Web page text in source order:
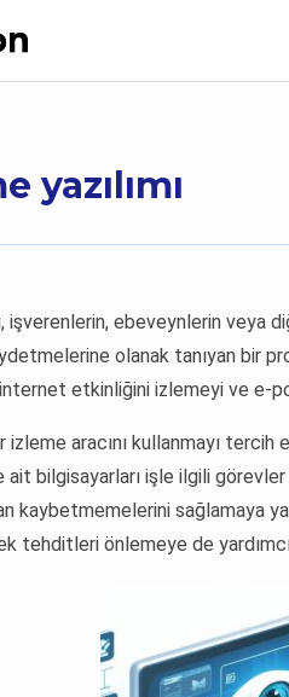
yazılımı
işverenlerin, ebeveynlerin
olanak tanıyan bir
etkinliğini izlemeyi ve e-
izleme aracını kullanmayı
ait bilgisayarları işle ilgili
kaybetmemelerini sağlamaya
tehditleri önlemeye de